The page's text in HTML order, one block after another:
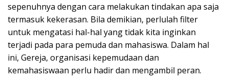
sepenuhnya dengan cara melakukan tindakan apa saja
termasuk kekerasan. Bila demikian, perlulah filter
untuk mengatasi hal-hal yang tidak kita inginkan
terjadi pada para pemuda dan mahasiswa. Dalam hal
ini, Gereja, organisasi kepemudaan dan
kemahasiswaan perlu hadir dan mengambil peran.